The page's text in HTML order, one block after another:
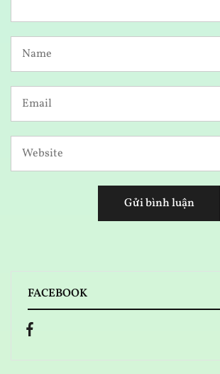
FACEBOOK